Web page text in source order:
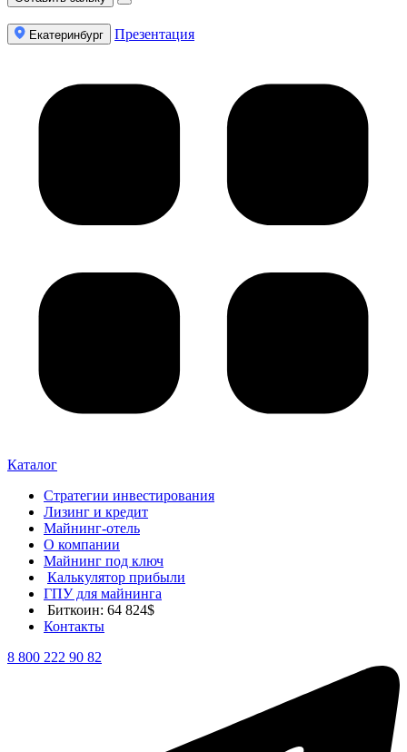
Екатеринбург Презентация
Каталог
Стратегии инвестирования
Лизинг и кредит
Майнинг-отель
О компании
Майнинг под ключ
Калькулятор прибыли
ГПУ для майнинга
Биткоин: 64 824$
Контакты
8 800 222 90 82